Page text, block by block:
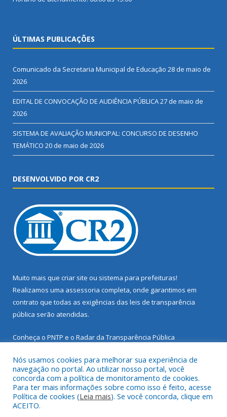
ÚLTIMAS PUBLICAÇÕES
Comunicado da Secretaria Municipal de Educação 28 de maio de
2026
EDITAL DE CONVOCAÇÃO DE AUDIÊNCIA PÚBLICA27 de maio de
2026
SISTEMA DE AVALIAÇÃO MUNICIPAL: CONCURSO DE DESENHO
TEMÁTICO 20 de maio de 2026
DESENVOLVIDO POR CR2
Muito mais que criar site ou sistema para prefeituras!
Realizamos uma assessoria completa, onde garantimos em
contrato que todas as exigências das leis de transparência
pública serão atendidas.
Conheça o PNTP e o Radar da Transparência Pública
Todos os direitos reservados a Prefeitura Municipal de Santarém
Novo.
Nós usamos cookies para melhorar sua experiência de
navegação no portal. Ao utilizar nosso portal, você
concorda com a política de monitoramento de cookies.
Para ter mais informações sobre como isso é feito, acesse
Política de cookies (Leia mais). Se você concorda, clique em
ACEITO.